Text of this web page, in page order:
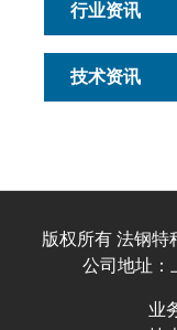
行业资讯
技术资讯
版权所有 法钢特
公司地址：
业